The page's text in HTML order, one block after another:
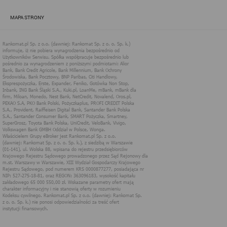
MAPA STRONY
dostosowanie usług, świadczonych w ramach serwisu do potrzeb
Więcej informacji na temat stosowania technologii cookies w
serwisie dostępne jest w Polityce Cookies.
Polityka Cookies serwisów
internetowych spółki Rankomat.pl Sp. z
o.o. (dawniej: Rankomat Sp. z o. o. Sp.
k.)
Rankomat.pl Sp. z o.o. (dawniej: Rankomat Sp. z o. o. Sp. k.), z
siedzibą w Warszawie (01-141), ul. Wolska 88, wpisana do rejestru
przedsiębiorców Krajowego Rejestru Sądowego prowadzonego
przez Sąd Rejonowy dla m.st. Warszawy w Warszawie, XIII
Wydział Gospodarczy Krajowego Rejestru Sądowego, pod
numerem KRS 0000877277, posiadająca nr NIP: 527-275-18-81,
oraz REGON: 363096183, zwana dalej "Rankomat" wykorzystuje
na swoich stronach internetowych technologię "cookies".
Zasady wykorzystania informacji dostarczonych przez
użytkownika w ramach technologii cookies w trakcie korzystania
ze stron internetowych i Rankomat określa niniejszy dokument.
Każdy użytkownik serwisów Rankomat proszony jest o